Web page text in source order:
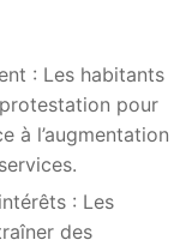
: Les habitants
pour
à l’augmentation
: Les
des